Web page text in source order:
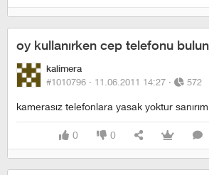
oy kullanırken cep telefonu
kalimera
#1010796 · 11.06.2011 14:27 · 572
kamerasız telefonlara yasak yoktur
0 0